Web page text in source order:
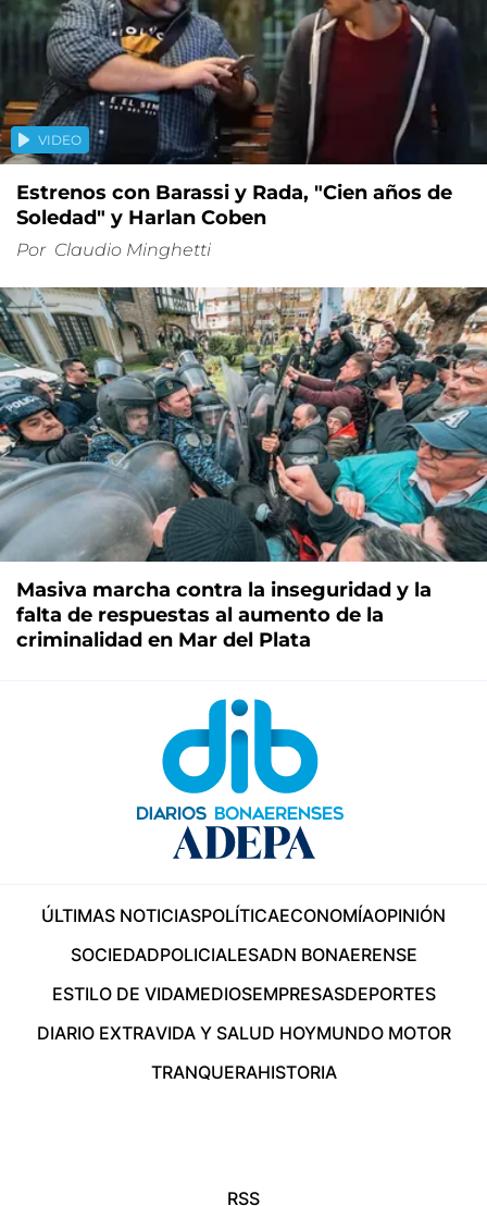
VIDEO
Estrenos con Barassi y Rada, "Cien años de
Soledad" y Harlan Coben
Por Claudio Minghetti
Masiva marcha contra la inseguridad y la
falta de respuestas al aumento de la
criminalidad en Mar del Plata
ÚLTIMAS NOTICIASPOLÍTICAECONOMÍAOPINIÓN
SOCIEDADPOLICIALESADN BONAERENSE
ESTILO DE VIDAMEDIOSEMPRESASDEPORTES
DIARIO EXTRAVIDA Y SALUD HOYMUNDO MOTOR
TRANQUERAHISTORIA
RSS